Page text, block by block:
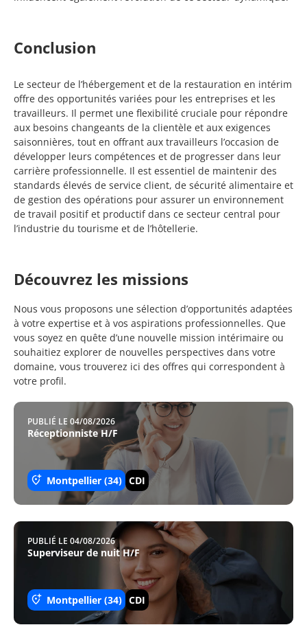
Conclusion
Le secteur de l’hébergement et de la restauration en intérim
offre des opportunités variées pour les entreprises et les
travailleurs. Il permet une flexibilité cruciale pour répondre
aux besoins changeants de la clientèle et aux exigences
saisonnières, tout en offrant aux travailleurs l’occasion de
développer leurs compétences et de progresser dans leur
carrière professionnelle. Il est essentiel de maintenir des
standards élevés de service client, de sécurité alimentaire et
de gestion des opérations pour assurer un environnement
de travail positif et productif dans ce secteur central pour
l’industrie du tourisme et de l’hôtellerie.
Découvrez les missions
Nous vous proposons une sélection d’opportunités adaptées
à votre expertise et à vos aspirations professionnelles. Que
vous soyez en quête d’une nouvelle mission intérimaire ou
souhaitiez explorer de nouvelles perspectives dans votre
domaine, vous trouverez ici des offres qui correspondent à
votre profil.
PUBLIÉ LE 04/08/2026
Réceptionniste H/F
Montpellier (34) CDI
PUBLIÉ LE 04/08/2026
Superviseur de nuit H/F
Montpellier (34) CDI